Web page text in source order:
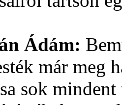
Ádám:
már meg
sok